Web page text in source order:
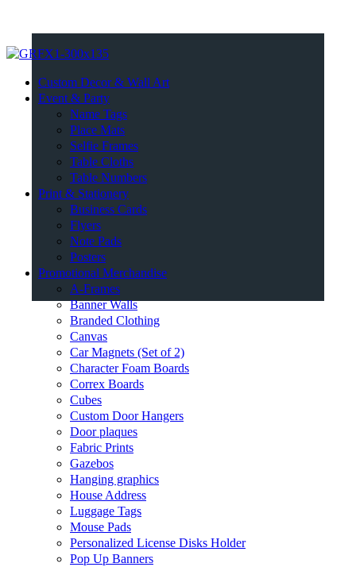
Custom Decor & Wall Art
Event & Party
Name Tags
Place Mats
Selfie Frames
Table Cloths
Table Numbers
Print & Stationery
Business Cards
Flyers
Note Pads
Posters
Promotional Merchandise
A-Frames
Banner Walls
Branded Clothing
Canvas
Car Magnets (Set of 2)
Character Foam Boards
Correx Boards
Cubes
Custom Door Hangers
Door plaques
Fabric Prints
Gazebos
Hanging graphics
House Address
Luggage Tags
Mouse Pads
Personalized License Disks Holder
Pop Up Banners